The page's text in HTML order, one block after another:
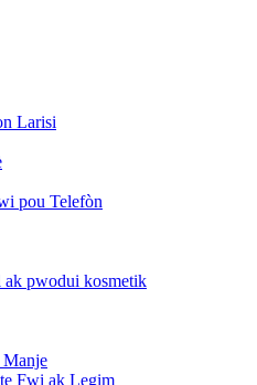
Larisi
pou Telefòn
ak pwodui kosmetik
Manje
Fwi ak Legim